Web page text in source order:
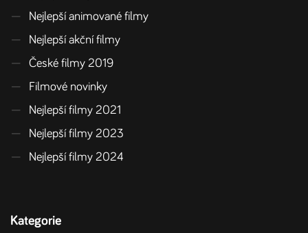
—
Nejlepší animované filmy
—
Nejlepší akční filmy
—
České filmy 2019
—
Filmové novinky
—
Nejlepší filmy 2021
—
Nejlepší filmy 2023
—
Nejlepší filmy 2024
Kategorie